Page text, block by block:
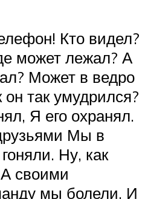
Кто видел?
может лежал? А
Может в ведро
он так умудрился?
Я его охранял.
Мы в
Ну, как
своими
мы болели, И